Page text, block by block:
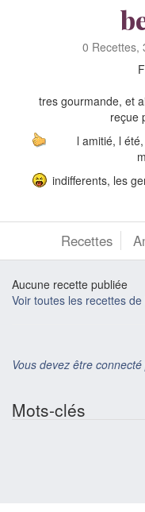
0 Recettes,
tres gourmande, et
reçue
l amitié, l
indifferents, les
Recettes
Aucune recette publiée
Voir toutes les recettes
Vous devez être
Mots-clés